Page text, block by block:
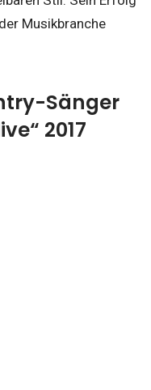
Musikbranche
Sänger
2017